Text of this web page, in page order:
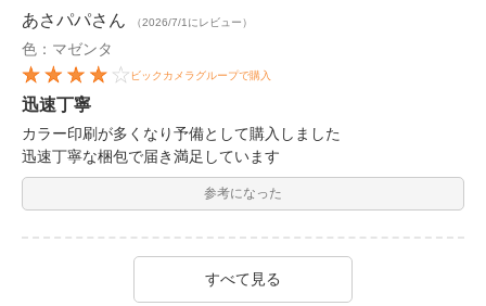
あさパパさん （2026/7/1にレビュー）
色：マゼンタ
ビックカメラグループで購入
迅速丁寧
カラー印刷が多くなり予備として購入しました
迅速丁寧な梱包で届き満足しています
参考になった
すべて見る